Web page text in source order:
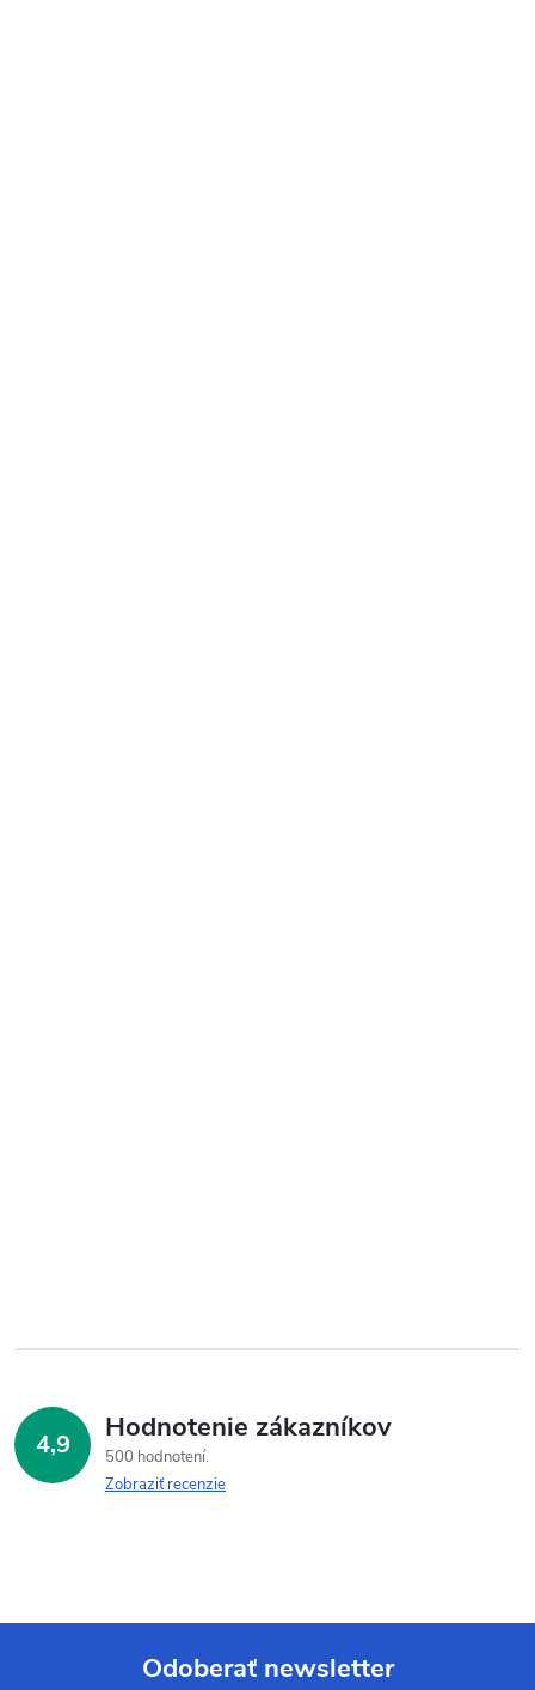
4,9 Hodnotenie zákazníkov
500 hodnotení
Zobraziť recenzie
Odoberať newsletter